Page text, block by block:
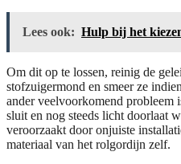
Lees ook: Hulp bij het
Om dit op te lossen, reinig de
stofzuigermond en smeer ze
ander veelvoorkomend
sluit en nog steeds licht doorlaat
veroorzaakt door onjuiste
materiaal van het rolgordijn zelf.